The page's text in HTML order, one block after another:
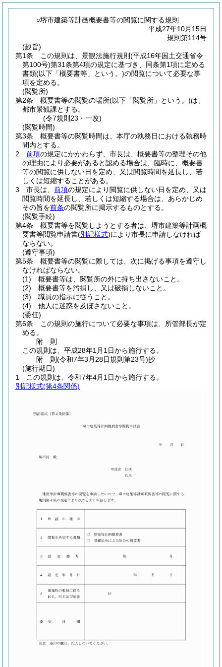
○堺市建築等計画概要書等の閲覧に関する規則
平成27年10月15日
規則第114号
(趣旨)
第1条
この規則は、景観法施行規則 (平成16年国土交通省令
第100号)第31条第4項の規定に基づき、同条第1項に定める
書類(以下「概要書等」という。)の閲覧について必要な事
項を定める。
(閲覧所)
第2条
概要書等の閲覧の場所(以下「閲覧所」という。)は、
都市景観課とする。
(令7規則23・一改)
(閲覧時間)
第3条
概要書等の閲覧時間は、本庁の執務日における執務時
間内とする。
2
前項の規定にかかわらず、市長は、概要書等の整理その他
の理由により必要があると認める場合は、臨時に、概要書
等の閲覧に供しない日を定め、又は閲覧時間を延長し、若
しくは短縮することがある。
3
市長は、 前項の規定により閲覧に供しない日を定め、又は
閲覧時間を延長し、若しくは短縮する場合は、あらかじめ
その旨を前条の閲覧所に掲示するものとする。
(閲覧手続)
第4条
概要書等を閲覧しようとする者は、堺市建築等計画概
要書等閲覧申請書(別記様式)により市長に申請しなければ
ならない。
(遵守事項)
第5条
概要書等の閲覧に際しては、次に掲げる事項を遵守し
なければならない。
(1)
概要書等は、閲覧所の外に持ち出さないこと。
(2)
概要書等を汚損し、又は破損しないこと。
(3)
職員の指示に従うこと。
(4)
他人に迷惑を及ぼさないこと。
(委任)
第6条
この規則の施行について必要な事項は、所管部長が定
める。
附 則
この規則は、平成28年1月1日から施行する。
附 則(令和7年3月28日規則第23号)抄
(施行期日)
1
この規則は、令和7年4月1日から施行する。
別記様式(第4条関係)